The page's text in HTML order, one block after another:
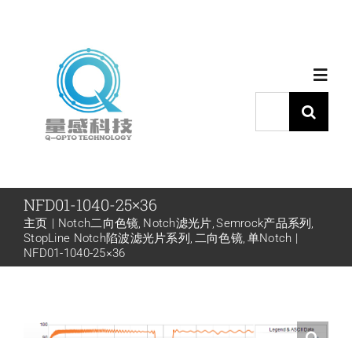
产品中心
代理品牌
索：
NFD01-1040-25×36
主页 Notch二向色镜 Notch滤光片 Semrock产品系列
StopLine Notch陷波滤光片系列 二向色镜 单Notch
NFD01-1040-25×36